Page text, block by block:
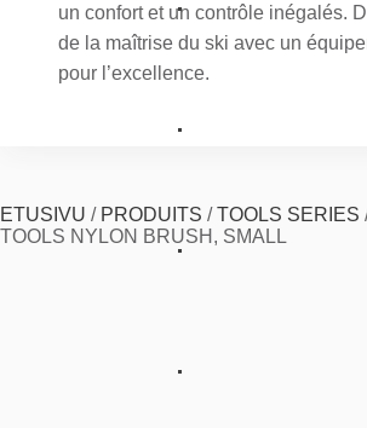
un confort et un contrôle inégalés.
de la maîtrise du ski avec un
pour l’excellence.
ETUSIVU / PRODUITS /TOOLS SERIES
TOOLS NYLON BRUSH, SMALL